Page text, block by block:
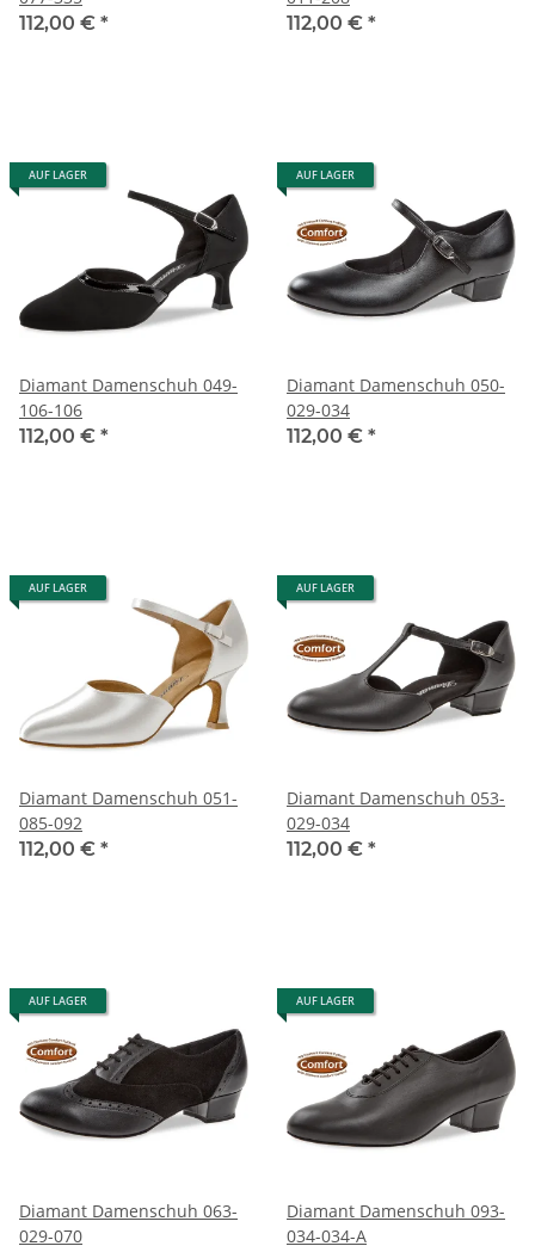
112,00 € *
112,00 € *
AUF LAGER
Diamant Damenschuh 049-
106-106
112,00 € *
AUF LAGER
Diamant Damenschuh 050-
029-034
112,00 € *
AUF LAGER
Diamant Damenschuh 051-
085-092
112,00 € *
AUF LAGER
Diamant Damenschuh 053-
029-034
112,00 € *
AUF LAGER
Diamant Damenschuh 063-
029-070
AUF LAGER
Diamant Damenschuh 093-
034-034-A